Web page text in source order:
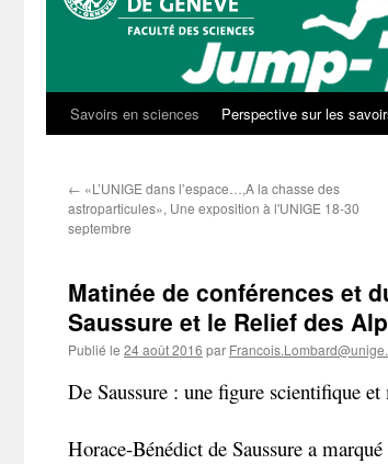
Savoirs en sciences Perspective sur les
← «L’UNIGE dans l’espace…,A la chasse des
astroparticules», Une exposition à l'UNIGE 18-30
septembre
Matinée de conférences et
Saussure et le Relief des
Publié le 24 août 2016 par
De Saussure : une figure scientifique
Horace-Bénédict de Saussure a